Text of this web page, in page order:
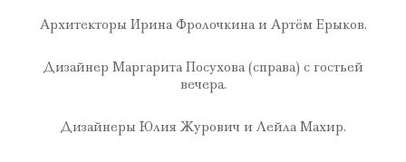
Архитекторы Ирина Фролочкина и Артём Ерыков.
Дизайнер Маргарита Посухова (справа) с гостьей
вечера.
Дизайнеры Юлия Журович и Лейла Махир.